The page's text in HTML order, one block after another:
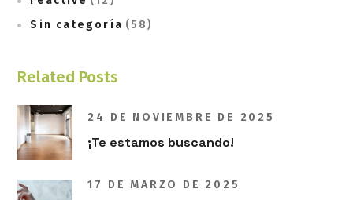
Sin categoría (58)
Related Posts
24 DE NOVIEMBRE DE 2025
¡Te estamos buscando!
17 DE MARZO DE 2025